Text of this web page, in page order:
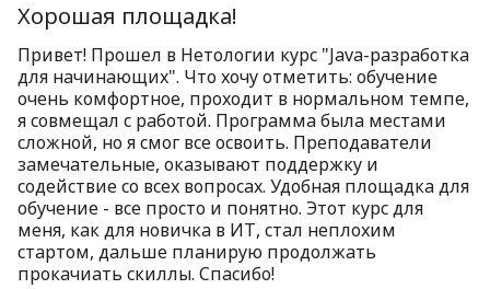
Хорошая площадка!
Привет! Прошел в Нетологии курс "Java-разработка
для начинающих". Что хочу отметить: обучение
очень комфортное, проходит в нормальном темпе,
я совмещал с работой. Программа была местами
сложной, но я смог все освоить. Преподаватели
замечательные, оказывают поддержку и
содействие со всех вопросах. Удобная площадка для
обучение - все просто и понятно. Этот курс для
меня, как для новичка в ИТ, стал неплохим
стартом, дальше планирую продолжать
прокачиать скиллы. Спасибо!